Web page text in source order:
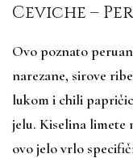
Ceviche –
Ovo poznato
narezane, sirove
lukom i chili
jelu. Kiselina limete
ovo jelo vrlo